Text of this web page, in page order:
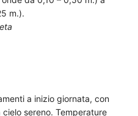
m.).
a inizio giornata, con
sereno. Temperature